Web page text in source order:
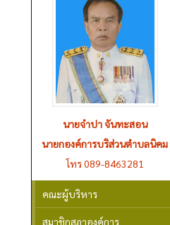
นายจำปา จันทะสอน
นายกองค์การบริส่วนตำบลนิคม
โทร 089-8463281
นายผาแดง คำหงษา
รองนายกองค์การบริหารส่วนตำบล
นิคม
โทร 061-1827209
คณะผู้บริหาร